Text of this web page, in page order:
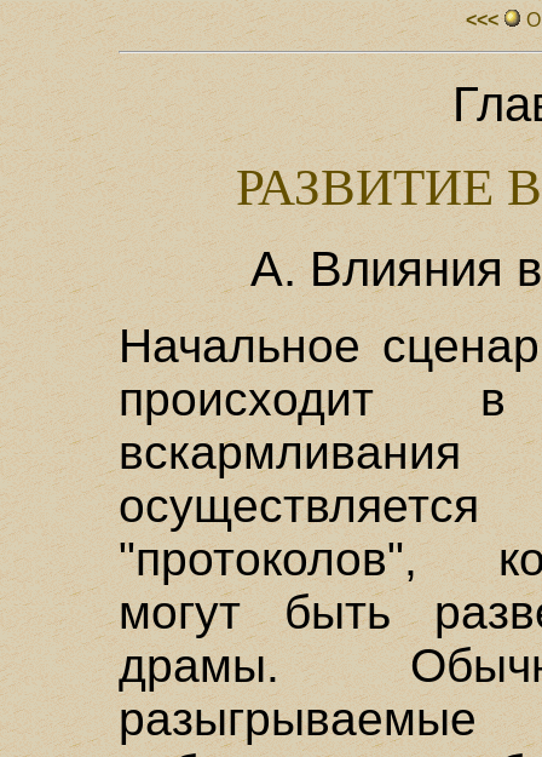
<<<
РАЗВИТИЕ
А. Влияния
Начальное
происходит
"протоколов",
могут быть
драмы.